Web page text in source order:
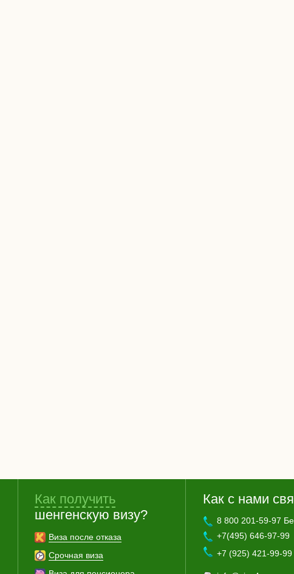
Как получить
шенгенскую визу?
Виза после отказа
Срочная виза
Как с нами
8 800 201-59-97
+7(495) 646-97-99
+7 (925) 421-99-99